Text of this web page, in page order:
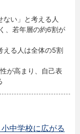
ない」と考える人
、若年層の約6割が
える人は全体の5割
が高まり、自己表
中学校に広がる